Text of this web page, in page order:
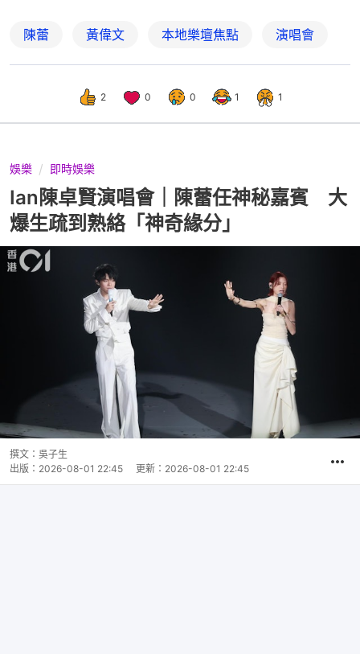
陳蕾 黃偉文 本地樂壇焦點 演唱會
2 0 0 1 1
娛樂 即時娛樂
Ian陳卓賢演唱會｜陳蕾任神秘嘉賓 大
爆生疏到熟絡「神奇緣分」
撰文： 吳子生
出版： 2026-08-01 22:45 更新： 2026-08-01 22:45